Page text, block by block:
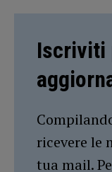
Iscriviti
ricevere le
tua mail.